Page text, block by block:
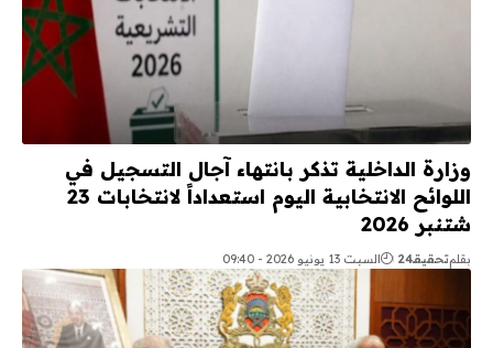
وزارة الداخلية تذكر بانتهاء آجال التسجيل في
اللوائح الانتخابية اليوم استعداداً لانتخابات 23
شتنبر 2026
بقلمتحقيقـ24 السبت 13 يونيو 2026 - 09:40